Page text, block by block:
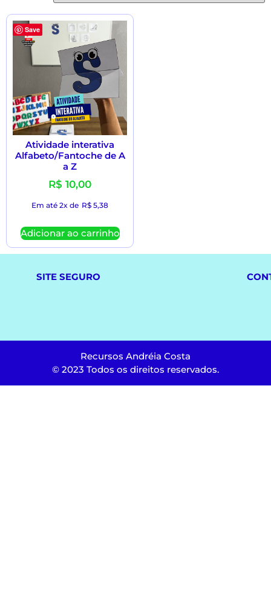
Save
Atividade interativa
Alfabeto/Fantoche de A
a Z
R$ 10,00
Em até 2x de R$ 5,38
Adicionar ao carrinho
SITE SEGURO
Recursos Andréia Costa
© 2023 Todos os direitos reservados.